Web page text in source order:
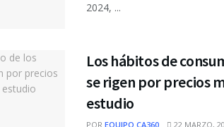
2024, ...
Los hábitos de
se rigen por precios
estudio
POR EQUIPO CA360 22 MARZO,